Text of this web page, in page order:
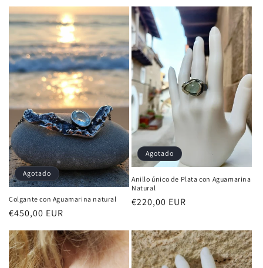
Agotado
Colgante con Aguamarina natural
Precio
€450,00 EUR
Agotado
Anillo único de Plata con Aguamarina
Natural
Precio
€220,00 EUR